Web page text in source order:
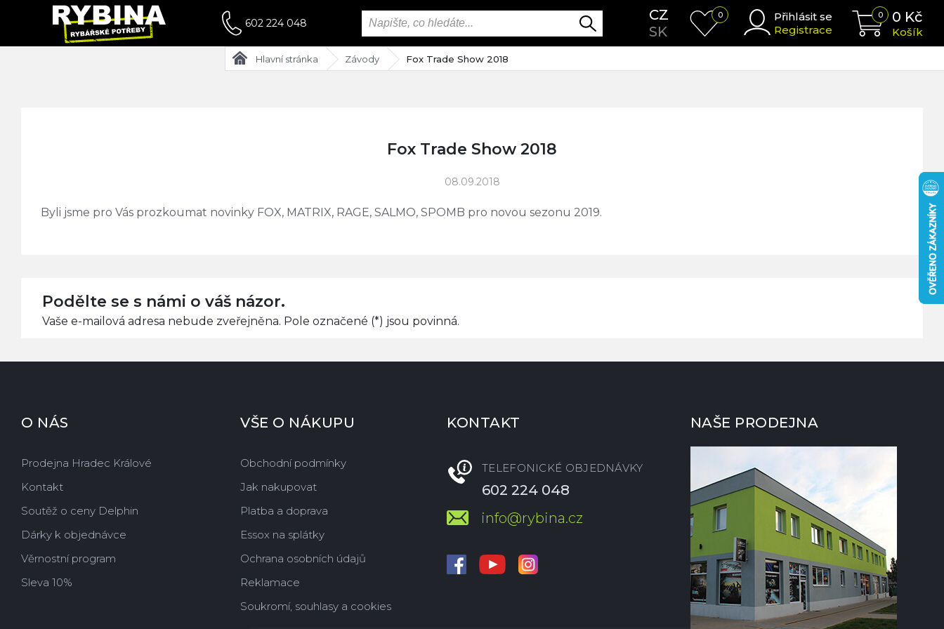
602 224 048
CZ
SK
0
Přihlásit se
Registrace
0 0 Kč
Košík
Hlavní stránka Závody Fox Trade Show 2018
Fox Trade Show 2018
08.09.2018
Byli jsme pro Vás prozkoumat novinky FOX, MATRIX, RAGE, SALMO, SPOMB pro novou sezonu 2019.
Podělte se s námi o váš názor.
Vaše e-mailová adresa nebude zveřejněna. Pole označené (*) jsou povinná.
O NÁS
Prodejna Hradec Králové
Kontakt
Soutěž o ceny Delphin
Dárky k objednávce
Věrnostní program
Sleva 10%
VŠE O NÁKUPU
Obchodní podmínky
Jak nakupovat
Platba a doprava
Essox na splátky
Ochrana osobních údajů
Reklamace
Soukromí, souhlasy a cookies
KONTAKT
TELEFONICKÉ OBJEDNÁVKY
602 224 048
info@rybina.cz
NAŠE PRODEJNA